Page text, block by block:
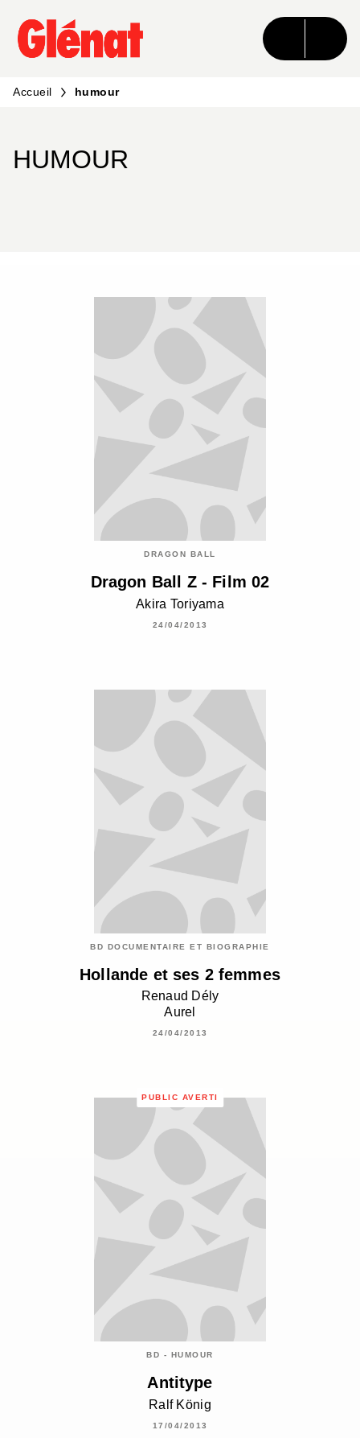
MENU RECHERCHE CONTENU
PIED DE PAGE
Accueil humour
HUMOUR
DRAGON BALL
Dragon Ball Z - Film 02
Akira Toriyama
24/04/2013
BD DOCUMENTAIRE ET BIOGRAPHIE
Hollande et ses 2 femmes
Renaud Dély
Aurel
24/04/2013
PUBLIC AVERTI
BD - HUMOUR
Antitype
Ralf König
17/04/2013